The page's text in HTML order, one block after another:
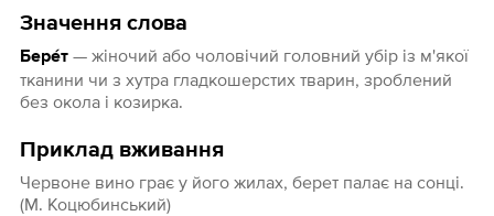
Значення слова
Бере́т— жіночий або чоловічий головний убір із м'якої
тканини чи з хутра гладкошерстих тварин, зроблений
без окола і козирка.
Приклад вживання
Червоне вино грає у його жилах, берет палає на сонці.
(М. Коцюбинський)